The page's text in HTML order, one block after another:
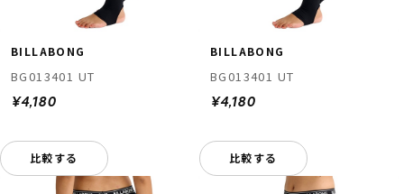
BILLABONG
BG013401 UT
¥4,180
比較する
BILLABONG
BG013401 UT
¥4,180
比較する